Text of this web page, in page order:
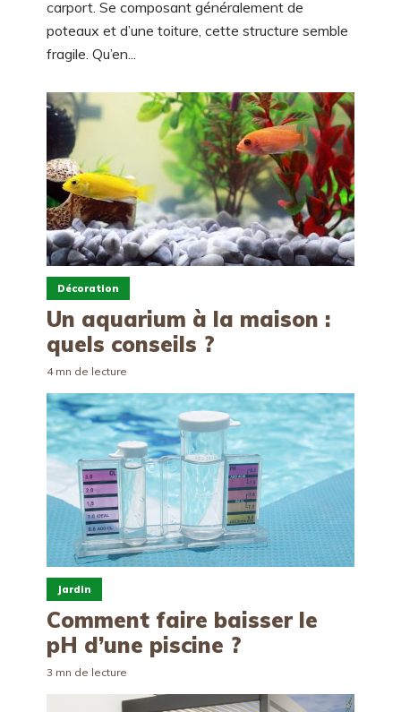
carport. Se composant généralement de
poteaux et d’une toiture, cette structure semble
fragile. Qu’en...
Décoration
Un aquarium à la maison :
quels conseils ?
4 mn de lecture
Jardin
Comment faire baisser le
pH d’une piscine ?
3 mn de lecture